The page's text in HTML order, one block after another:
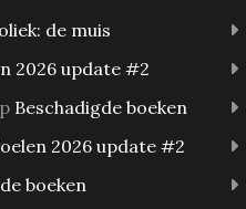
de muis
2026 update #2
Beschadigde boeken
2026 update #2
boeken